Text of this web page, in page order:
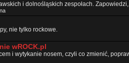
i dolnośląskich zespołach.
nie tylko rockowe.
wROCK.pl
i wytykanie nosem, czyli co zmienić,